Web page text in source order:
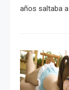
años saltaba